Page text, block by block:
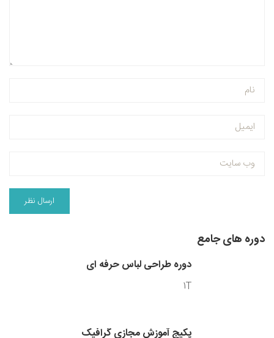
دوره های جامع
دوره طراحی لباس حرفه ای
1T
پکیج آموزش مجازی گرافیک